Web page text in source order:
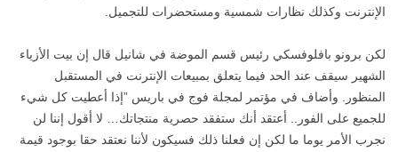
الإنترنت وكذلك نظارات شمسية ومستحضرات للتجميل.
لكن برونو بافلوفسكي رئيس قسم الموضة في شانيل قال إن بيت الأزياء
الشهير سيقف عند الحد فيما يتعلق بمبيعات الإنترنت في المستقبل
المنظور. وأضاف في مؤتمر لمجلة فوج في باريس ”إذا أعطيت كل شيء
للجميع على الفور.. أعتقد أنك ستفقد حصرية منتجاتك… لا أقول إننا لن
نجرب الأمر يوما ما لكن إن فعلنا ذلك فسيكون لأننا نعتقد حقا بوجود قيمة